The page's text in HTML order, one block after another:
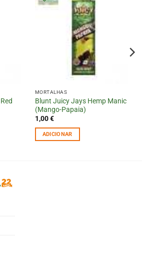
MORTALHAS
Blunt Juicy Jays Hemp Manic
(Mango-Papaia)
1,00€
ADICIONAR